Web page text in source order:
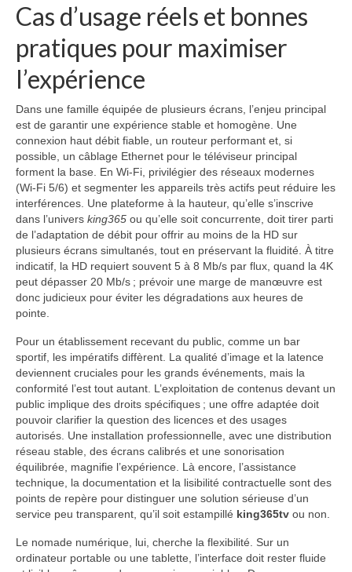
Cas d’usage réels et bonnes
pratiques pour maximiser
l’expérience
Dans une famille équipée de plusieurs écrans, l’enjeu principal
est de garantir une expérience stable et homogène. Une
connexion haut débit fiable, un routeur performant et, si
possible, un câblage Ethernet pour le téléviseur principal
forment la base. En Wi‑Fi, privilégier des réseaux modernes
(Wi‑Fi 5/6) et segmenter les appareils très actifs peut réduire les
interférences. Une plateforme à la hauteur, qu’elle s’inscrive
dans l’univers king365 ou qu’elle soit concurrente, doit tirer parti
de l’adaptation de débit pour offrir au moins de la HD sur
plusieurs écrans simultanés, tout en préservant la fluidité. À titre
indicatif, la HD requiert souvent 5 à 8 Mb/s par flux, quand la 4K
peut dépasser 20 Mb/s ; prévoir une marge de manœuvre est
donc judicieux pour éviter les dégradations aux heures de
pointe.
Pour un établissement recevant du public, comme un bar
sportif, les impératifs diffèrent. La qualité d’image et la latence
deviennent cruciales pour les grands événements, mais la
conformité l’est tout autant. L’exploitation de contenus devant un
public implique des droits spécifiques ; une offre adaptée doit
pouvoir clarifier la question des licences et des usages
autorisés. Une installation professionnelle, avec une distribution
réseau stable, des écrans calibrés et une sonorisation
équilibrée, magnifie l’expérience. Là encore, l’assistance
technique, la documentation et la lisibilité contractuelle sont des
points de repère pour distinguer une solution sérieuse d’un
service peu transparent, qu’il soit estampillé king365tv ou non.
Le nomade numérique, lui, cherche la flexibilité. Sur un
ordinateur portable ou une tablette, l’interface doit rester fluide